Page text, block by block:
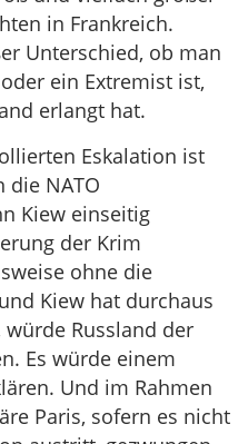
in Frankreich.
Unterschied, ob man
ein Extremist ist,
erlangt hat.
Eskalation ist
die NATO
Kiew einseitig
der Krim
ohne die
Kiew hat durchaus
würde Russland der
Es würde einem
Und im Rahmen
Paris, sofern es nicht